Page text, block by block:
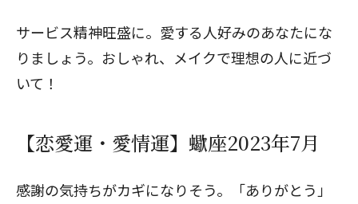
サービス精神旺盛に。愛する人好みのあなたにな
りましょう。おしゃれ、メイクで理想の人に近づ
いて！
【恋愛運・愛情運】蠍座2023年7月
感謝の気持ちがカギになりそう。「ありがとう」